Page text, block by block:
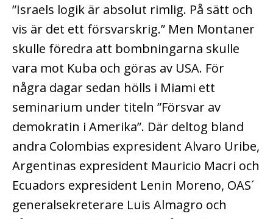
”Israels logik är absolut rimlig. På sätt och
vis är det ett försvarskrig.” Men Montaner
skulle föredra att bombningarna skulle
vara mot Kuba och göras av USA. För
några dagar sedan hölls i Miami ett
seminarium under titeln ”Försvar av
demokratin i Amerika”. Där deltog bland
andra Colombias expresident Alvaro Uribe,
Argentinas expresident Mauricio Macri och
Ecuadors expresident Lenin Moreno, OAS´
generalsekreterare Luis Almagro och